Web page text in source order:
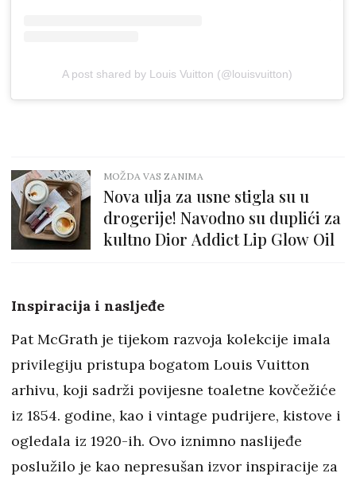
A post shared by Louis Vuitton (@louisvuitton)
MOŽDA VAS ZANIMA
Nova ulja za usne stigla su u
drogerije! Navodno su duplići za
kultno Dior Addict Lip Glow Oil
Inspiracija i nasljeđe
Pat McGrath je tijekom razvoja kolekcije imala
privilegiju pristupa bogatom Louis Vuitton
arhivu, koji sadrži povijesne toaletne kovčežiće
iz 1854. godine, kao i vintage pudrijere, kistove i
ogledala iz 1920-ih. Ovo iznimno naslijeđe
poslužilo je kao nepresušan izvor inspiracije za